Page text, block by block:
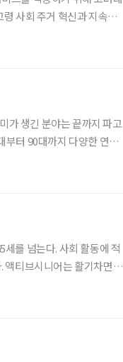
가 생긴 분야는 끝까지 파고
부터 90대까지 다양한 연령
를 넘는다. 사회 활동에 적
액티브시니어는 활기차면서